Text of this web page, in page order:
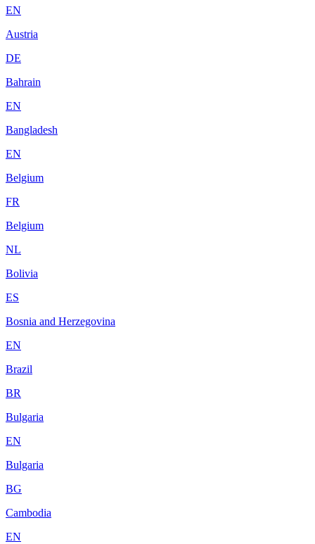
EN
Austria
DE
Bahrain
EN
Bangladesh
EN
Belgium
FR
Belgium
NL
Bolivia
ES
Bosnia and Herzegovina
EN
Brazil
BR
Bulgaria
EN
Bulgaria
BG
Cambodia
EN